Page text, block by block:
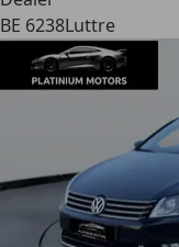
BE 6238Luttre